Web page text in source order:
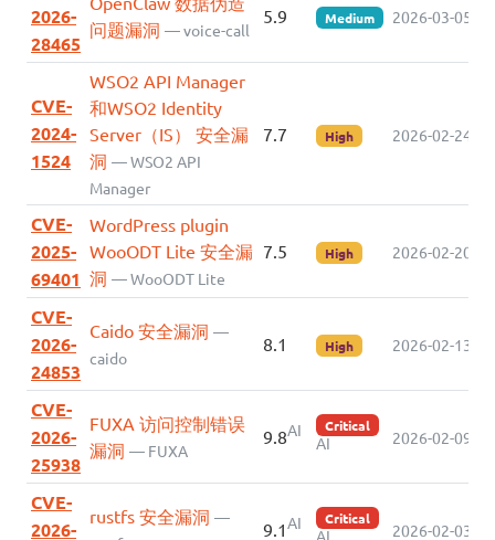
2026-
28465
问题漏洞 — voice-call
5.9 Medium 2026-03-05
CVE-
2024-
1524
WSO2 API Manager
和WSO2 Identity
Server（IS） 安全漏
洞 — WSO2 API
Manager
7.7 High 2026-02-24
CVE-
2025-
69401
WordPress plugin
WooODT Lite 安全漏
洞 — WooODT Lite
7.5 High 2026-02-20
CVE-
2026-
24853
Caido 安全漏洞 —
caido
8.1 High 2026-02-13
CVE-
2026-
25938
FUXA 访问控制错误
漏洞 — FUXA
9.8AI Critical
AI 2026-02-09
CVE-
2026-
rustfs 安全漏洞 —
9.1AI Critical
AI 2026-02-03